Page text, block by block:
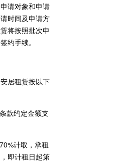
请对象和申请
时间及申请方
将按照批次申
约手续。
居租赁按以下
款约定金额支
计取，承租
即计租日起第